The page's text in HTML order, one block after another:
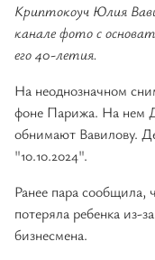
Криптокоуч Юлия
канале фото с
его 40-летия.
На неоднозначном
фоне Парижа. На нем
обнимают Вавилову.
"10.10.2024".
Ранее пара
потеряла ребенка из-
бизнесмена.